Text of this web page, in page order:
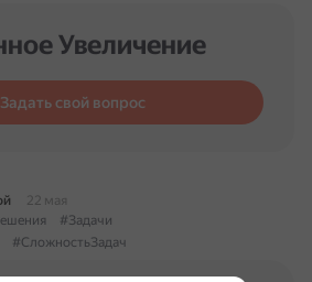
Увеличение
Задать свой вопрос
22 мая
#Задачи
#СложностьЗадач